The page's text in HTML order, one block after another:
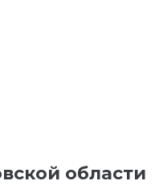
области